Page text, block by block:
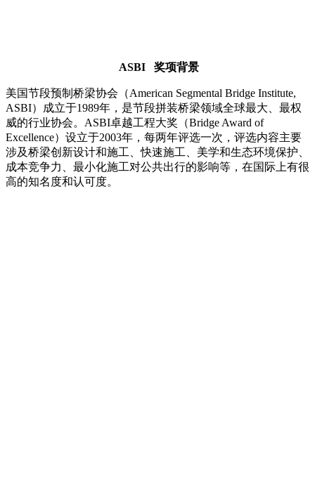
ASBI 奖项背景
美国节段预制桥梁协会（American Segmental Bridge Institute,
ASBI）成立于1989年，是节段拼装桥梁领域全球最大、最权
威的行业协会。ASBI卓越工程大奖（Bridge Award of
Excellence）设立于2003年，每两年评选一次，评选内容主要
涉及桥梁创新设计和施工、快速施工、美学和生态环境保护、
成本竞争力、最小化施工对公共出行的影响等，在国际上有很
高的知名度和认可度。